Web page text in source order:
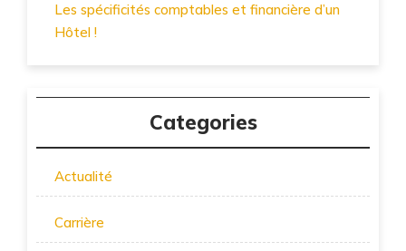
Les spécificités comptables et financière d’un
Hôtel !
Categories
Actualité
Carrière